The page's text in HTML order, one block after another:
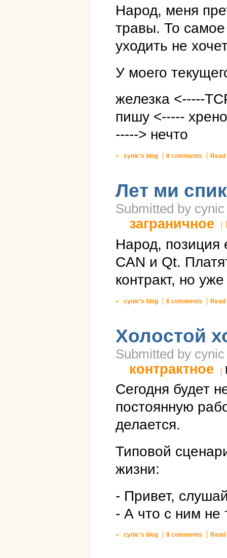
Народ, меня
травы. То самое
уходить не
У моего
железка <-----
пишу <-----
-----> нечто
» cynic's blog 8 comments
Лет ми
Submitted by
заграничное
Народ, позиция
CAN и Qt.
контракт, но
» cynic's blog 6 comments
Холостой
Submitted by
контрактное
Сегодня будет
постоянную
делается.
Типовой
жизни:
- Привет,
- А что с ним не
» cynic's blog 8 comments